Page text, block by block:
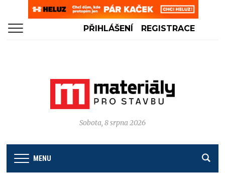
PŘIHLÁŠENÍ REGISTRACE
Sobota, 8 srpna 2026
MENU